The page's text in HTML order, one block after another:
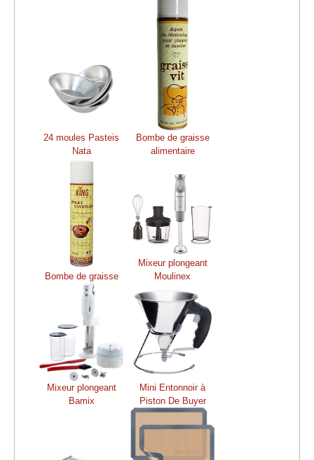
24 moules Pasteis
Nata
Bombe de graisse
alimentaire
Bombe de graisse
Mixeur plongeant
Moulinex
Mixeur plongeant
Bamix
Mini Entonnoir à
Piston De Buyer